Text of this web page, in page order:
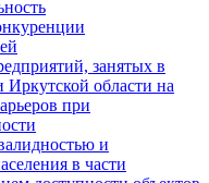
занятых в
области на
при
и
в части